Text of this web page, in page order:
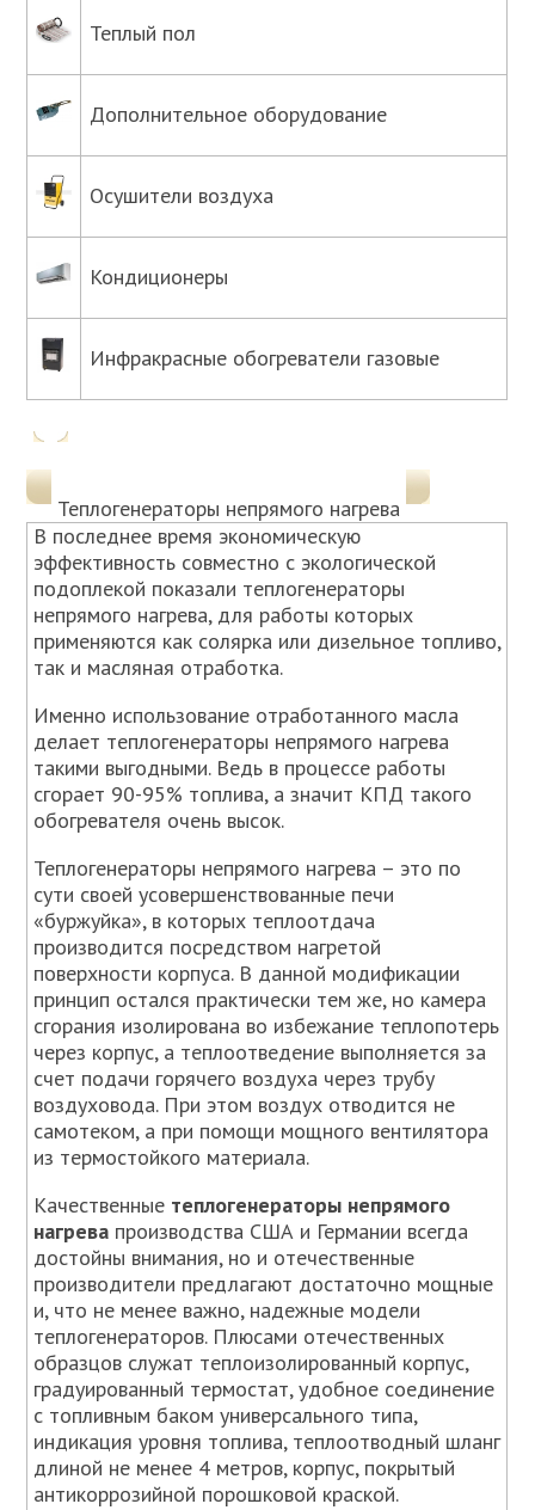
Теплый пол
Дополнительное оборудование
Осушители воздуха
Кондиционеры
Инфракрасные обогреватели газовые
Теплогенераторы непрямого нагрева
В последнее время экономическую
эффективность совместно с экологической
подоплекой показали теплогенераторы
непрямого нагрева, для работы которых
применяются как солярка или дизельное топливо,
так и масляная отработка.
Именно использование отработанного масла
делает теплогенераторы непрямого нагрева
такими выгодными. Ведь в процессе работы
сгорает 90-95% топлива, а значит КПД такого
обогревателя очень высок.
Теплогенераторы непрямого нагрева – это по
сути своей усовершенствованные печи
«буржуйка», в которых теплоотдача
производится посредством нагретой
поверхности корпуса. В данной модификации
принцип остался практически тем же, но камера
сгорания изолирована во избежание теплопотерь
через корпус, а теплоотведение выполняется за
счет подачи горячего воздуха через трубу
воздуховода. При этом воздух отводится не
самотеком, а при помощи мощного вентилятора
из термостойкого материала.
Качественные теплогенераторы непрямого
нагрева производства США и Германии всегда
достойны внимания, но и отечественные
производители предлагают достаточно мощные
и, что не менее важно, надежные модели
теплогенераторов. Плюсами отечественных
образцов служат теплоизолированный корпус,
градуированный термостат, удобное соединение
с топливным баком универсального типа,
индикация уровня топлива, теплоотводный шланг
длиной не менее 4 метров, корпус, покрытый
антикоррозийной порошковой краской.